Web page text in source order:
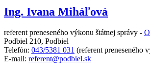
Ing. Ivana Miháľová
referent preneseného výkonu štátnej správy -
Podbiel 210, Podbiel
Telefón: 043/5381 031 (referent preneseného
E-mail: referent@podbiel.sk